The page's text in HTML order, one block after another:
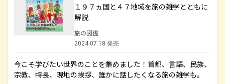
１９７ヵ国と４７地域を旅の雑学とともに
解説
旅の図鑑
2024.07.18 発売
今こそ学びたい世界のことを集めました！首都、言語、民族、
宗教、特長、現地の挨拶、誰かに話したくなる旅の雑学も。